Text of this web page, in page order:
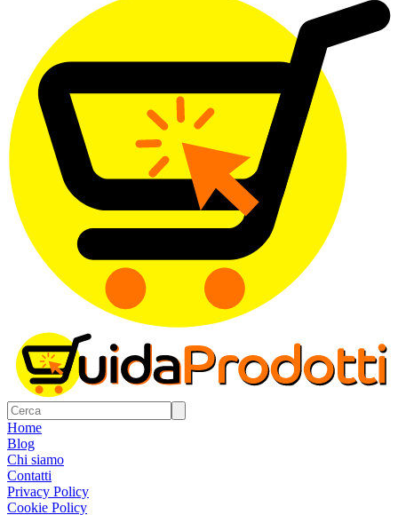
Home
Blog
Chi siamo
Contatti
Privacy Policy
Cookie Policy